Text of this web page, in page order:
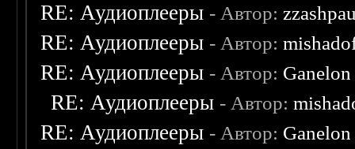
RE: Аудиоплееры - Автор:
RE: Аудиоплееры - Автор:
RE: Аудиоплееры - Автор: Ganelon
RE: Аудиоплееры - Автор:
RE: Аудиоплееры - Автор: Ganelon